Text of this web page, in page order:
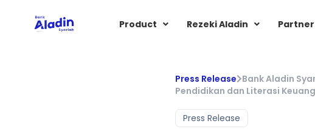
Product Rezeki Aladin Partner
Press Release Bank Aladin
Pendidikan dan Literasi
Press Release